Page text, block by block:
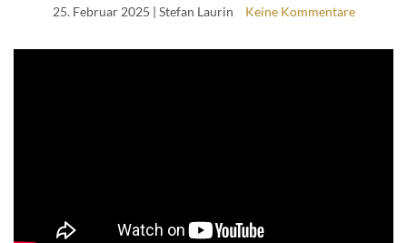
25. Februar 2025 | Stefan Laurin Keine Kommentare